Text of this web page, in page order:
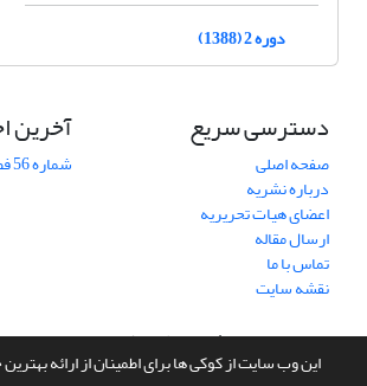
این وب سایت از کوکی ها برای اطمینان از ارائه
دوره 2 (1388)
دسترسی سریع
صفحه اصلی
درباره نشریه
اعضای هیات تحریریه
ارسال مقاله
تماس با ما
نقشه سایت
آخرین
شماره 56 فصلنامه راهبرد فرهنگ منتشر شد
سامانه مدیریت نشریات علمی.طراحی و پیاده سازی از